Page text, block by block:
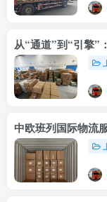
从“通道”到“引擎”
中欧班列国际物流